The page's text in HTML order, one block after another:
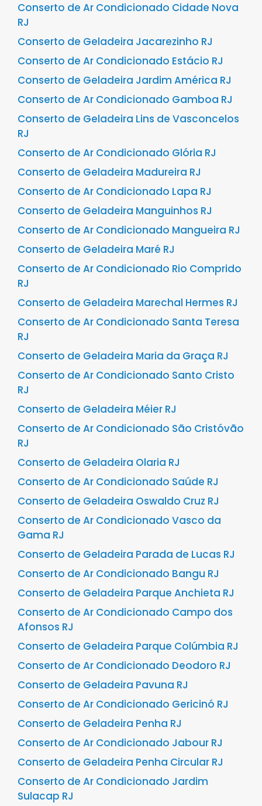
Conserto de Ar Condicionado Cidade Nova
RJ
Conserto de Geladeira Jacarezinho RJ
Conserto de Ar Condicionado Estácio RJ
Conserto de Geladeira Jardim América RJ
Conserto de Ar Condicionado Gamboa RJ
Conserto de Geladeira Lins de Vasconcelos
RJ
Conserto de Ar Condicionado Glória RJ
Conserto de Geladeira Madureira RJ
Conserto de Ar Condicionado Lapa RJ
Conserto de Geladeira Manguinhos RJ
Conserto de Ar Condicionado Mangueira RJ
Conserto de Geladeira Maré RJ
Conserto de Ar Condicionado Rio Comprido
RJ
Conserto de Geladeira Marechal Hermes RJ
Conserto de Ar Condicionado Santa Teresa
RJ
Conserto de Geladeira Maria da Graça RJ
Conserto de Ar Condicionado Santo Cristo
RJ
Conserto de Geladeira Méier RJ
Conserto de Ar Condicionado São Cristóvão
RJ
Conserto de Geladeira Olaria RJ
Conserto de Ar Condicionado Saúde RJ
Conserto de Geladeira Oswaldo Cruz RJ
Conserto de Ar Condicionado Vasco da
Gama RJ
Conserto de Geladeira Parada de Lucas RJ
Conserto de Ar Condicionado Bangu RJ
Conserto de Geladeira Parque Anchieta RJ
Conserto de Ar Condicionado Campo dos
Afonsos RJ
Conserto de Geladeira Parque Colúmbia RJ
Conserto de Ar Condicionado Deodoro RJ
Conserto de Geladeira Pavuna RJ
Conserto de Ar Condicionado Gericinó RJ
Conserto de Geladeira Penha RJ
Conserto de Ar Condicionado Jabour RJ
Conserto de Geladeira Penha Circular RJ
Conserto de Ar Condicionado Jardim
Sulacap RJ